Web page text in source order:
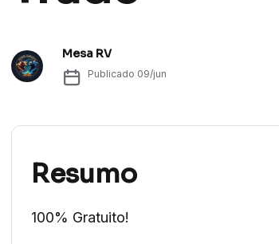
Mesa RV
Publicado 09/jun
Resumo
100% Gratuito!